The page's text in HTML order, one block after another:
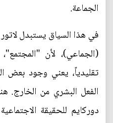
الجماعة.
في هذا السياق يستبدل
(الجماعي)، لأن
تقليدياً، يعني وجود بعض
الفعل البشري من الخارج.
دوركايم للحقيقة